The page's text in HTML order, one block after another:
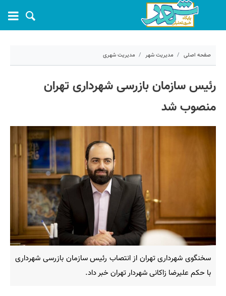
صفحه اصلی مدیریت شهر مدیریت شهری
رئیس سازمان بازرسی شهرداری تهران
منصوب شد
سخنگوی شهرداری تهران از انتصاب رئیس سازمان بازرسی شهرداری
با حکم علیرضا زاکانی شهردار تهران خبر داد.